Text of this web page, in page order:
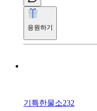
응원하기
기특한물소232